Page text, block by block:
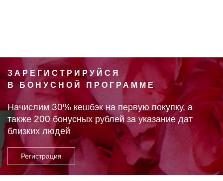
ЗАРЕГИСТРИРУЙСЯ
В БОНУСНОЙ ПРОГРАММЕ
Начислим 30% кешбэк на первую покупку, а
также 200 бонусных рублей за указание дат
близких людей